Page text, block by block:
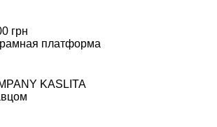
грн
платформа
KASLITA